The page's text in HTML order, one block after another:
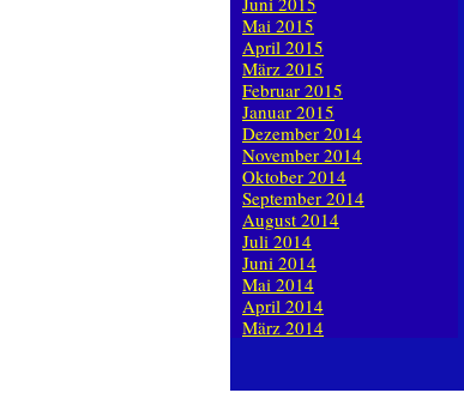
Mai 2015
April 2015
März 2015
Februar 2015
Januar 2015
Dezember 2014
November 2014
Oktober 2014
September 2014
August 2014
Juli 2014
Juni 2014
Mai 2014
April 2014
März 2014